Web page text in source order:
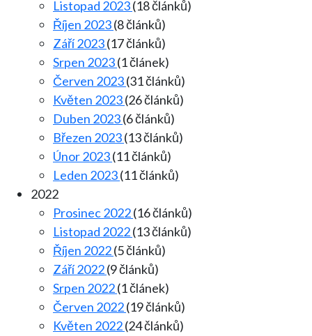
Listopad 2023(18 článků)
Říjen 2023(8 článků)
Září 2023(17 článků)
Srpen 2023(1 článek)
Červen 2023(31 článků)
Květen 2023(26 článků)
Duben 2023(6 článků)
Březen 2023(13 článků)
Únor 2023(11 článků)
Leden 2023(11 článků)
2022
Prosinec 2022(16 článků)
Listopad 2022(13 článků)
Říjen 2022(5 článků)
Září 2022(9 článků)
Srpen 2022(1 článek)
Červen 2022(19 článků)
Květen 2022(24 článků)